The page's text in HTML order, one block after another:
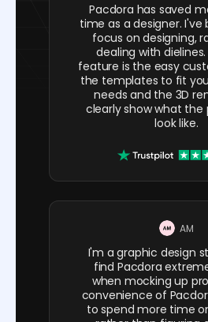
Pacdora has saved
time as a designer. I've
focus on designing,
dealing with
feature is the easy
the templates to fit
needs and the 3D
clearly show what the
look like.
AM
I'm a graphic design
find Pacdora
when mocking up
convenience of
to spend more time